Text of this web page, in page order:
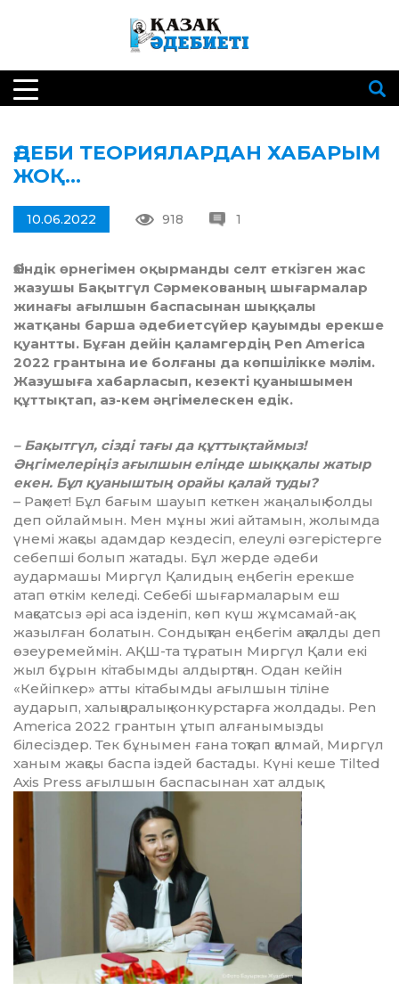
ӘДЕБИ ТЕОРИЯЛАРДАН ХАБАРЫМ
ЖОҚ…
10.06.2022 918 1
Өзіндік өрнегімен оқырманды селт еткізген жас
жазушы Бақытгүл Сәрмекованың шығармалар
жинағы ағылшын баспасынан шыққалы
жатқаны барша әдебиетсүйер қауымды ерекше
қуантты. Бұған дейін қаламгердің Pen America
2022 грантына ие болғаны да көпшілікке мәлім.
Жазушыға хабарласып, кезекті қуанышымен
құттықтап, аз-кем әңгімелескен едік.
– Бақытгүл, сізді тағы да құттықтаймыз!
Әңгімелеріңіз ағылшын елінде шыққалы жатыр
екен. Бұл қуаныштың орайы қалай туды?
– Рақмет! Бұл бағым шауып кеткен жаңалық болды
деп ойлаймын. Мен мұны жиі айтамын, жолымда
үнемі жақсы адамдар кездесіп, елеулі өзгерістерге
себепші болып жатады. Бұл жерде әдеби
аудармашы Миргүл Қалидың еңбегін ерекше
атап өткім келеді. Себебі шығармаларым еш
мақсатсыз әрі аса ізденіп, көп күш жұмсамай-ақ
жазылған болатын. Сондықтан еңбегім ақталды деп
өзеуремеймін. АҚШ-та тұратын Миргүл Қали екі
жыл бұрын кітабымды алдыртқан. Одан кейін
«Кейіпкер» атты кітабымды ағылшын тіліне
аударып, халықаралық конкурстарға жолдады. Pen
America 2022 грантын ұтып алғанымызды
білесіздер. Тек бұнымен ғана тоқтап қалмай, Миргүл
ханым жақсы баспа іздей бастады. Күні кеше Tilted
Axis Press ағылшын баспасынан хат алдық.